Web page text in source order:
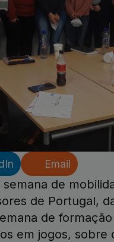
Email
de
de Portugal,
de
em jogos, sobre